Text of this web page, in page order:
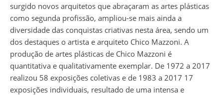
surgido novos arquitetos que abraçaram as artes plásticas
como segunda profissão, ampliou-se mais ainda a
diversidade das conquistas criativas nesta área, sendo um
dos destaques o artista e arquiteto Chico Mazzoni. A
produção de artes plásticas de Chico Mazzoni é
quantitativa e qualitativamente exemplar. De 1972 a 2017
realizou 58 exposições coletivas e de 1983 a 2017 17
exposições individuais, resultado de uma intensa e